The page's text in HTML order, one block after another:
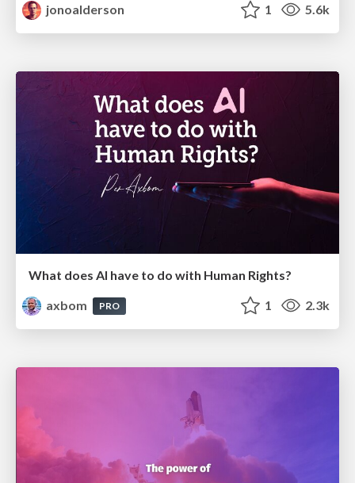
jonoalderson
1 5.6k
What does AI have to do with Human Rights?
axbom
PRO 1 2.3k